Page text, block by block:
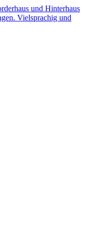
und Hinterhaus
Vielsprachig und